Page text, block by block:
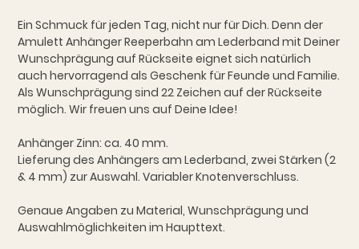
Ein Schmuck für jeden Tag, nicht nur für Dich. Denn der
Amulett Anhänger Reeperbahn am Lederband mit Deiner
Wunschprägung auf Rückseite eignet sich natürlich
auch hervorragend als Geschenk für Feunde und Familie.
Als Wunschprägung sind 22 Zeichen auf der Rückseite
möglich. Wir freuen uns auf Deine Idee!
Anhänger Zinn: ca. 40 mm.
Lieferung des Anhängers am Lederband, zwei Stärken (2
& 4 mm) zur Auswahl. Variabler Knotenverschluss.
Genaue Angaben zu Material, Wunschprägung und
Auswahlmöglichkeiten im Haupttext.